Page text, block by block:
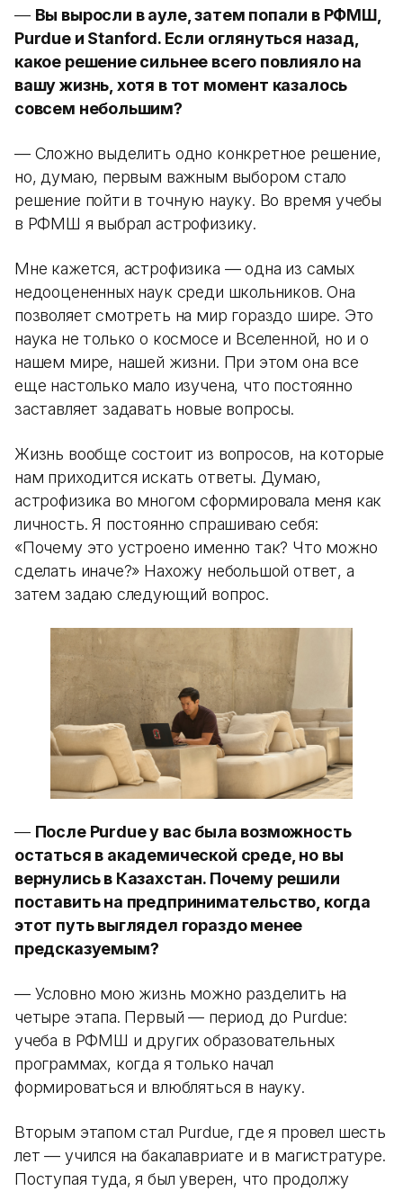
— Вы выросли в ауле, затем попали в РФМШ,
Purdue и Stanford. Если оглянуться назад,
какое решение сильнее всего повлияло на
вашу жизнь, хотя в тот момент казалось
совсем небольшим?
— Сложно выделить одно конкретное решение,
но, думаю, первым важным выбором стало
решение пойти в точную науку. Во время учебы
в РФМШ я выбрал астрофизику.
Мне кажется, астрофизика — одна из самых
недооцененных наук среди школьников. Она
позволяет смотреть на мир гораздо шире. Это
наука не только о космосе и Вселенной, но и о
нашем мире, нашей жизни. При этом она все
еще настолько мало изучена, что постоянно
заставляет задавать новые вопросы.
Жизнь вообще состоит из вопросов, на которые
нам приходится искать ответы. Думаю,
астрофизика во многом сформировала меня как
личность. Я постоянно спрашиваю себя:
«Почему это устроено именно так? Что можно
сделать иначе?» Нахожу небольшой ответ, а
затем задаю следующий вопрос.
— После Purdue у вас была возможность
остаться в академической среде, но вы
вернулись в Казахстан. Почему решили
поставить на предпринимательство, когда
этот путь выглядел гораздо менее
предсказуемым?
— Условно мою жизнь можно разделить на
четыре этапа. Первый — период до Purdue:
учеба в РФМШ и других образовательных
программах, когда я только начал
формироваться и влюбляться в науку.
Вторым этапом стал Purdue, где я провел шесть
лет — учился на бакалавриате и в магистратуре.
Поступая туда, я был уверен, что продолжу